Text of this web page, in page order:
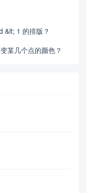
&lt; 1 的排版？
某几个点的颜色？